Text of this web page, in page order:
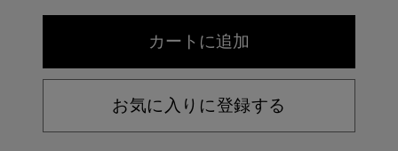
お気に入りに登録する